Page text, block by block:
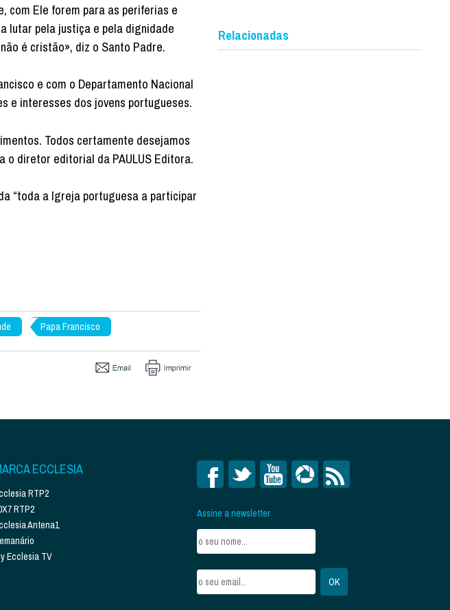
com Ele forem para as periferias e
lutar pela justiça e pela dignidade
é cristão», diz o Santo Padre.
e com o Departamento Nacional
e interesses dos jovens portugueses.
Todos certamente desejamos
o diretor editorial da PAULUS Editora.
“toda a Igreja portuguesa a participar
Papa Francisco
Relacionadas
ECCLESIA
RTP2
RTP2
Antena1
Ecclesia TV
Assine a newsletter